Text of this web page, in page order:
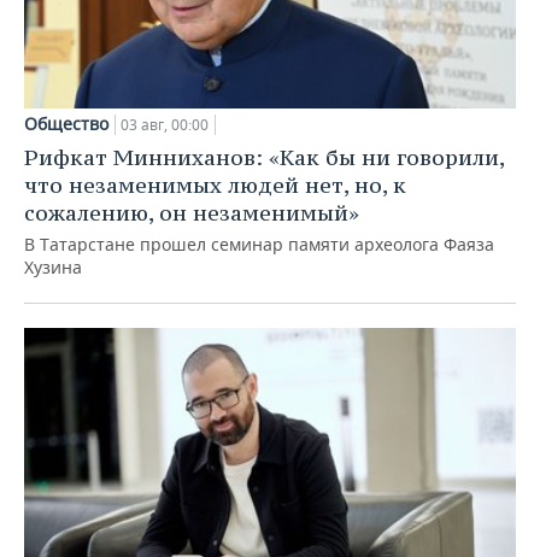
Общество 03 авг, 00:00
Рифкат Минниханов: «Как бы ни говорили,
что незаменимых людей нет, но, к
сожалению, он незаменимый»
В Татарстане прошел семинар памяти археолога Фаяза
Хузина